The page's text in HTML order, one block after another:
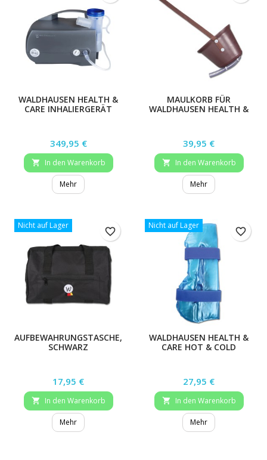
WALDHAUSEN HEALTH &
CARE INHALIERGERÄT
Preis
349,95 €
 In den Warenkorb
Mehr
MAULKORB FÜR
WALDHAUSEN HEALTH &
Preis
39,95 €
 In den Warenkorb
Mehr
Nicht auf Lager
AUFBEWAHRUNGSTASCHE,
SCHWARZ
Preis
17,95 €
 In den Warenkorb
Mehr
favorite_border
Nicht auf Lager
WALDHAUSEN HEALTH &
CARE HOT & COLD
Preis
27,95 €
 In den Warenkorb
Mehr
favorite_border